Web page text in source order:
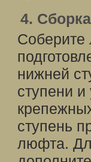
4.
Соберите
нижней
ступени
ступень
люфта.